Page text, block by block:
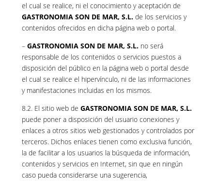
el cual se realice, ni el conocimiento y aceptación de
GASTRONOMIA SON DE MAR, S.L.de los servicios y
contenidos ofrecidos en dicha página web o portal.
– GASTRONOMIA SON DE MAR, S.L.no será
responsable de los contenidos o servicios puestos a
disposición del público en la página web o portal desde
el cual se realice el hipervínculo, ni de las informaciones
y manifestaciones incluidas en los mismos.
8.2. El sitio web de GASTRONOMIA SON DE MAR, S.L.
puede poner a disposición del usuario conexiones y
enlaces a otros sitios web gestionados y controlados por
terceros. Dichos enlaces tienen como exclusiva función,
la de facilitar a los usuarios la búsqueda de información,
contenidos y servicios en Internet, sin que en ningún
caso pueda considerarse una sugerencia,